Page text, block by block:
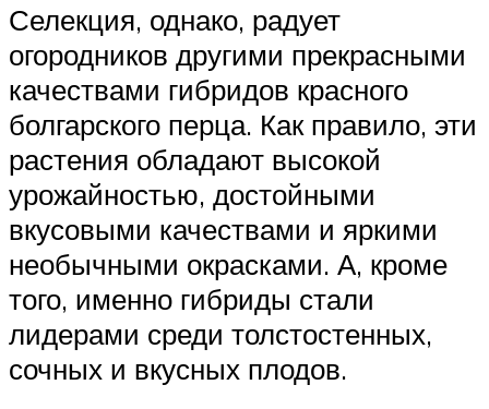
Селекция, однако, радует
огородников другими прекрасными
качествами гибридов красного
болгарского перца. Как правило, эти
растения обладают высокой
урожайностью, достойными
вкусовыми качествами и яркими
необычными окрасками. А, кроме
того, именно гибриды стали
лидерами среди толстостенных,
сочных и вкусных плодов.